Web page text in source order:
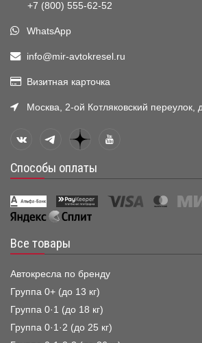
+7 (800) 555-62-52
WhatsApp
info@mir-avtokresel.ru
Визитная карточка
Москва, 2-ой Котляковский переулок,
Способы оплаты
Все товары
Автокресла по бренду
Группа 0+ (до 13 кг)
Группа 0·1 (до 18 кг)
Группа 0·1·2 (до 25 кг)